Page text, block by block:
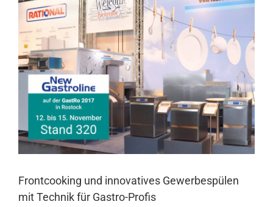
Frontcooking und innovatives Gewerbespülen
mit Technik für Gastro-Profis